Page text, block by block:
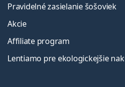
Pravidelné zasielanie šošoviek
Akcie
Affiliate program
Lentiamo pre ekologickejšie